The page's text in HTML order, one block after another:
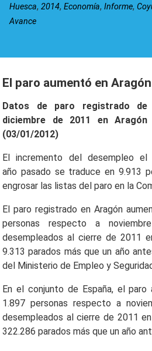
Huesca, 2014, Economía, Informe,
Avance
El paro aumentó en
Datos de paro registrado de
diciembre de 2011 en Aragón
(03/01/2012)
El incremento del desempleo el
año pasado se traduce en 9.913
engrosar las listas del paro en la
El paro registrado en Aragón
personas respecto a
desempleados al cierre de 2011
9.313 parados más que un año
del Ministerio de Empleo y
En el conjunto de España, el
1.897 personas respecto a
desempleados al cierre de 2011
322.286 parados más que un año